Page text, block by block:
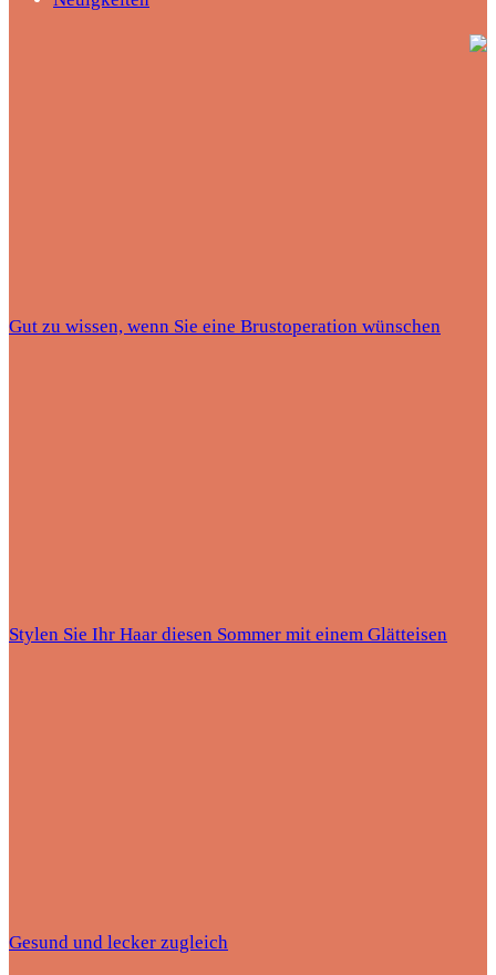
Gut zu wissen, wenn Sie eine Brustoperation wünschen
Stylen Sie Ihr Haar diesen Sommer mit einem Glätteisen
Gesund und lecker zugleich